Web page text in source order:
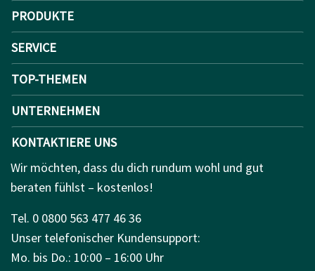
PRODUKTE
SERVICE
TOP-THEMEN
UNTERNEHMEN
KONTAKTIERE UNS
Wir möchten, dass du dich rundum wohl und gut
beraten fühlst – kostenlos!
Tel. 0 0800 563 477 46 36
Unser telefonischer Kundensupport:
Mo. bis Do.: 10:00 – 16:00 Uhr